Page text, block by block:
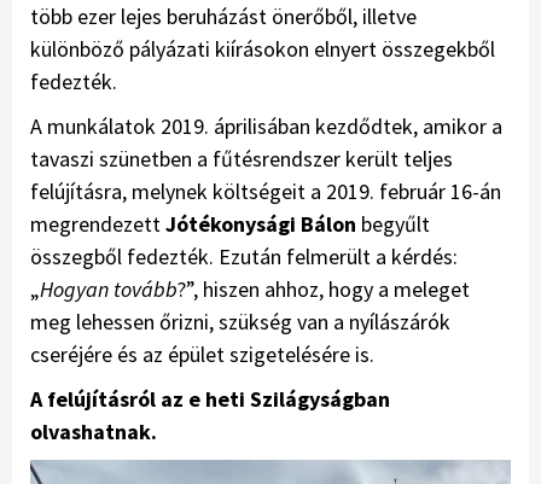
több ezer lejes beruházást önerőből, illetve
különböző pályázati kiírásokon elnyert összegekből
fedezték.
A munkálatok 2019. áprilisában kezdődtek, amikor a
tavaszi szünetben a fűtésrendszer került teljes
felújításra, melynek költségeit a 2019. február 16-án
megrendezettJótékonysági Bálon begyűlt
összegből fedezték. Ezután felmerült a kérdés:
„Hogyan tovább?”, hiszen ahhoz, hogy a meleget
meg lehessen őrizni, szükség van a nyílászárók
cseréjére és az épület szigetelésére is.
A felújításról az e heti Szilágyságban
olvashatnak.